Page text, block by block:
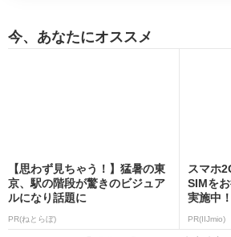
今、あなたにオススメ
【思わず見ちゃう！】猛暑の東
京、駅の階段が驚きのビジュア
ルになり話題に
PR(ねとらぼ)
スマホ
SIMを
実施中！
PR(IIJmio)